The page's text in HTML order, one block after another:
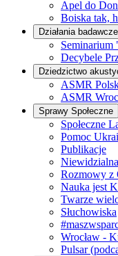
Apel do
Boiska tak,
Działania badawcze
Seminarium
Decybele
Dziedzictwo
ASMR
ASMR
Sprawy Społeczne
Społeczne
Pomoc
Publikacje
Rozmowy z
Nauka jest
Twarze
Słuchowiska
Wrocław -
Pulsar